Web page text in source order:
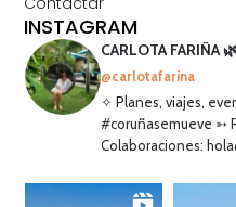
INSTAGRAM
CARLOTA FARIÑA
@carlotafarina
✧ Planes, viajes,
#coruñasemueve ➳
Colaboraciones: